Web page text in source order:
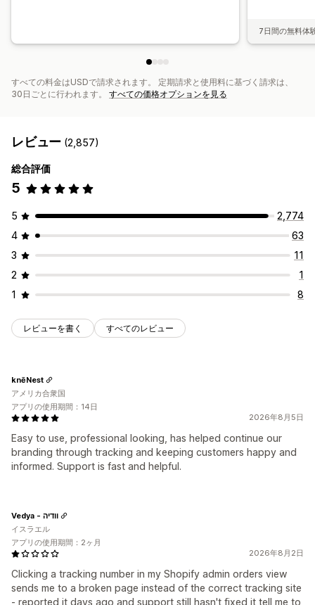
7日間の無料体
すべての料金はUSDで請求されます。 定期請求と使用料に基づく請求は、
30日ごとに行われます。 すべての価格オプションを見る
レビュー (2,857)
総合評価
5
5
2,774
4
63
3
11
2
1
1
8
レビューを書く すべてのレビュー
2026年8月5日
Easy to use, professional looking, has helped continue our
branding through tracking and keeping customers happy and
informed. Support is fast and helpful.
knēNest
アメリカ合衆国
アプリの使用期間：14日
2026年8月2日
Clicking a tracking number in my Shopify admin orders view
sends me to a broken page instead of the correct tracking site
- reported it days ago and support still hasn't fixed it tell me to
Vedya - וודיה
イスラエル
アプリの使用期間：2ヶ月